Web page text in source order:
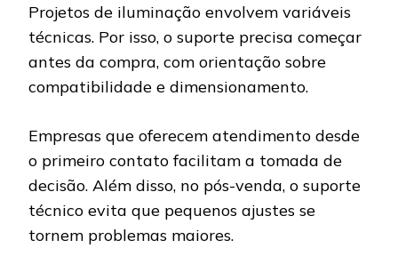
Projetos de iluminação envolvem variáveis
técnicas. Por isso, o suporte precisa começar
antes da compra, com orientação sobre
compatibilidade e dimensionamento.
Empresas que oferecem atendimento desde
o primeiro contato facilitam a tomada de
decisão. Além disso, no pós-venda, o suporte
técnico evita que pequenos ajustes se
tornem problemas maiores.